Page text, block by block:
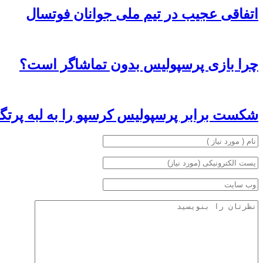
اتفاقی عجیب در تیم ملی جوانان فوتسال
چرا بازی پرسپولیس بدون تماشاگر است؟
شکست برابر پرسپولیس کرسپو را به لبه